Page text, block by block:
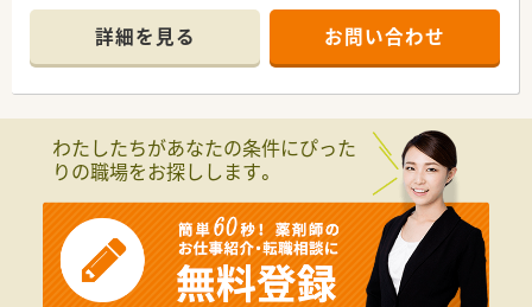
企業で、福利厚生は業界内でもトップクラスの水準です。
■お客様にとって一番身近なトータルヘルスケアステーション
を目指しています。
■育児時短制度の利用者は200名以上！社員のプライベートを支
教育体制に関しては「新入社員研修」の他に基礎固めの「薬剤
師新入社員研修」等、様々な研修制度があります。
自宅学習が可能なe-ラーニング講座、本人のキャリアアップの
ための通信教育等、豊富な研修システムがあります。
詳細を見る お問い合わせ
わたしたちがあなたの条件にぴった
りの職場をお探しします。